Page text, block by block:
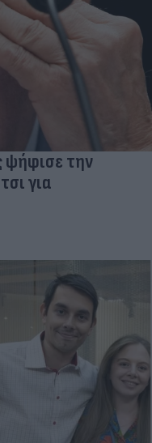
ψήφισε την
για